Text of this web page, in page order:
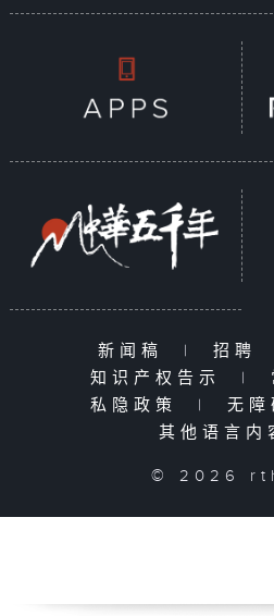
新闻稿 | 招聘
知识产权告示
|
私隐政策
| 无
其他语言内
© 2026